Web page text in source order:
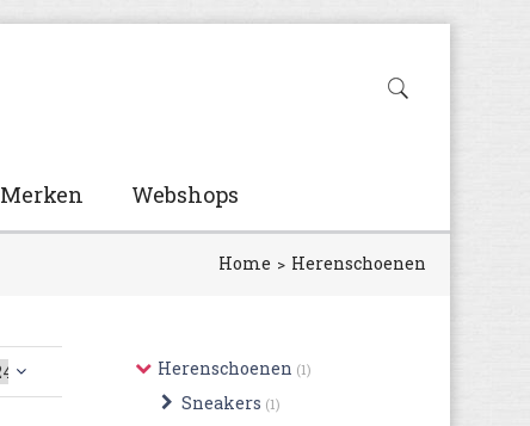
Merken Webshops
Home Herenschoenen
Herenschoenen (1)
Sneakers (1)